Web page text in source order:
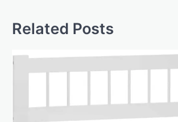
Related Posts